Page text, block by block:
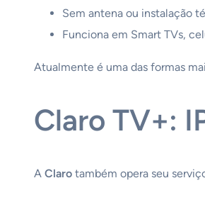
Sem antena ou instalação
Funciona em Smart TVs,
Atualmente é uma das formas
Claro TV+:
A Claro também opera seu